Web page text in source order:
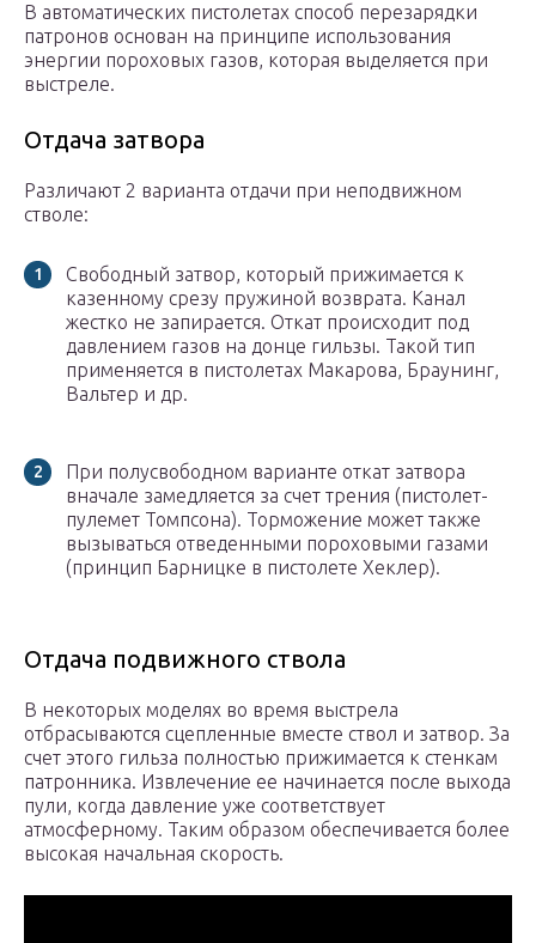
В автоматических пистолетах способ перезарядки
патронов основан на принципе использования
энергии пороховых газов, которая выделяется при
выстреле.
Отдача затвора
Различают 2 варианта отдачи при неподвижном
стволе:
Свободный затвор, который прижимается к
казенному срезу пружиной возврата. Канал
жестко не запирается. Откат происходит под
давлением газов на донце гильзы. Такой тип
применяется в пистолетах Макарова, Браунинг,
Вальтер и др.
При полусвободном варианте откат затвора
вначале замедляется за счет трения (пистолет-
пулемет Томпсона). Торможение может также
вызываться отведенными пороховыми газами
(принцип Барницке в пистолете Хеклер).
Отдача подвижного ствола
В некоторых моделях во время выстрела
отбрасываются сцепленные вместе ствол и затвор. За
счет этого гильза полностью прижимается к стенкам
патронника. Извлечение ее начинается после выхода
пули, когда давление уже соответствует
атмосферному. Таким образом обеспечивается более
высокая начальная скорость.